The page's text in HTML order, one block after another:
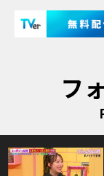
フ